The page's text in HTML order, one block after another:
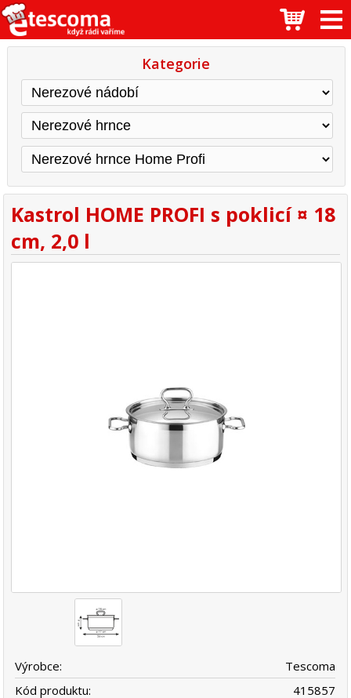
Kategorie
Kastrol HOME PROFI s poklicí ¤ 18
cm, 2,0 l
Výrobce:
Tescoma
Kód produktu:
415857